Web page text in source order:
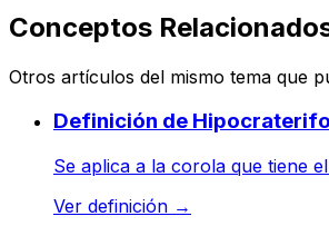
Conceptos
Otros artículos del mismo tema que
Definición de
Se aplica a la corola que tiene
Ver definición →